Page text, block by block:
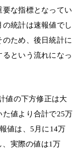
な指標となってい
統計は速報値でし
ため、後日統計に
という流れになっ
値の下方修正は大
値より合計で25万
値は、5月に14万
、実際の値は1万